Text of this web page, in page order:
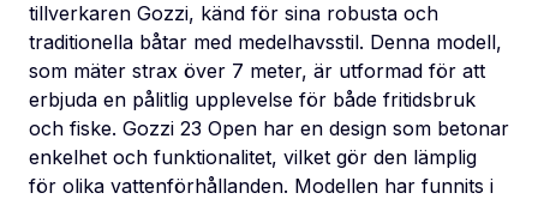
tillverkaren Gozzi, känd för sina robusta och
traditionella båtar med medelhavsstil. Denna modell,
som mäter strax över 7 meter, är utformad för att
erbjuda en pålitlig upplevelse för både fritidsbruk
och fiske. Gozzi 23 Open har en design som betonar
enkelhet och funktionalitet, vilket gör den lämplig
för olika vattenförhållanden. Modellen har funnits i